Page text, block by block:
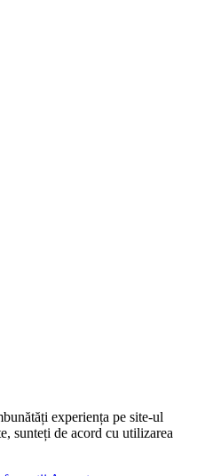
experiența pe site-ul
sunteți de acord cu utilizarea